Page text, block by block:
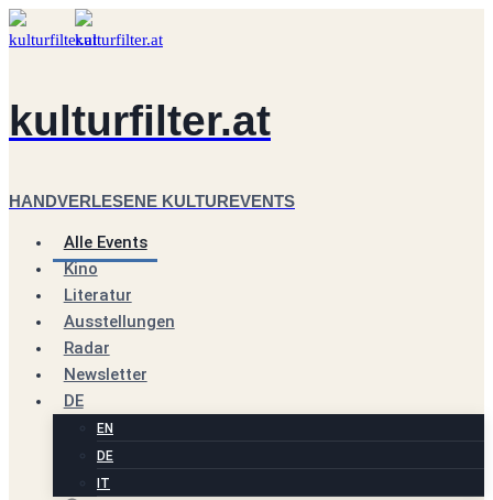
Zum
Inhalt
kulturfilter.at
HANDVERLESENE KULTUREVENTS
Alle Events
Kino
Literatur
Ausstellungen
Radar
Newsletter
DE
EN
DE
IT